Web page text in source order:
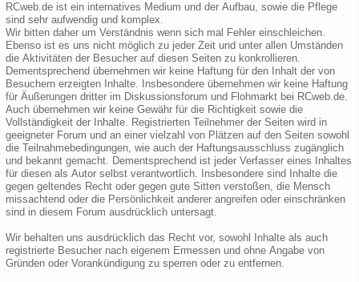
RCweb.de ist ein internatives Medium und der Aufbau, sowie die Pflege
sind sehr aufwendig und komplex.
Wir bitten daher um Verständnis wenn sich mal Fehler einschleichen.
Ebenso ist es uns nicht möglich zu jeder Zeit und unter allen Umständen
die Aktivitäten der Besucher auf diesen Seiten zu konkrollieren.
Dementsprechend übernehmen wir keine Haftung für den Inhalt der von
Besuchern erzeigten Inhalte. Insbesondere übernehmen wir keine Haftung
für Äußerungen dritter im Diskussionsforum und Flohmarkt bei RCweb.de.
Auch übernehmen wir keine Gewähr für die Richtigkeit sowie die
Vollständigkeit der Inhalte. Registrierten Teilnehmer der Seiten wird in
geeigneter Forum und an einer vielzahl von Plätzen auf den Seiten sowohl
die Teilnahmebedingungen, wie auch der Haftungsausschluss zugänglich
und bekannt gemacht. Dementsprechend ist jeder Verfasser eines Inhaltes
für diesen als Autor selbst verantwortlich. Insbesondere sind Inhalte die
gegen geltendes Recht oder gegen gute Sitten verstoßen, die Mensch
missachtend oder die Persönlichkeit anderer angreifen oder einschränken
sind in diesem Forum ausdrücklich untersagt.
Wir behalten uns ausdrücklich das Recht vor, sowohl Inhalte als auch
registrierte Besucher nach eigenem Ermessen und ohne Angabe von
Gründen oder Vorankündigung zu sperren oder zu entfernen.